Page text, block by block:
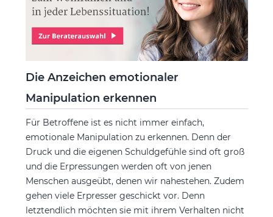
Die Anzeichen emotionaler
Manipulation erkennen
Für Betroffene ist es nicht immer einfach,
emotionale Manipulation zu erkennen. Denn der
Druck und die eigenen Schuldgefühle sind oft groß
und die Erpressungen werden oft von jenen
Menschen ausgeübt, denen wir nahestehen. Zudem
gehen viele Erpresser geschickt vor. Denn
letztendlich möchten sie mit ihrem Verhalten nicht